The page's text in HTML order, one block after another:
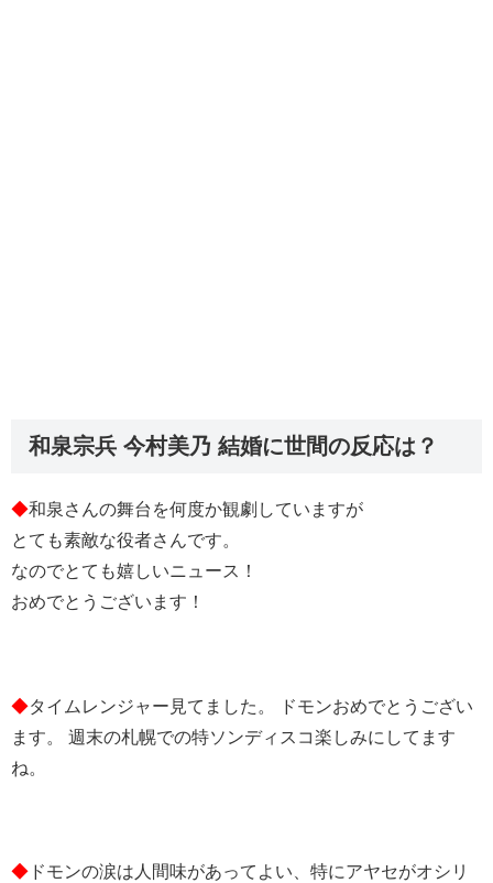
和泉宗兵 今村美乃 結婚に世間の反応は？
◆和泉さんの舞台を何度か観劇していますが
とても素敵な役者さんです。
なのでとても嬉しいニュース！
おめでとうございます！
◆タイムレンジャー見てました。 ドモンおめでとうござい
ます。 週末の札幌での特ソンディスコ楽しみにしてます
ね。
◆ ドモンの涙は人間味があってよい、特にアヤセがオシリ